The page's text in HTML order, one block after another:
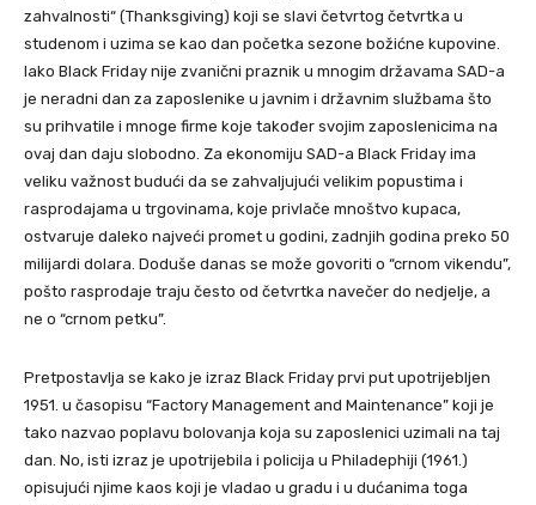
zahvalnosti“ (Thanksgiving) koji se slavi četvrtog četvrtka u
studenom i uzima se kao dan početka sezone božićne kupovine.
Iako Black Friday nije zvanični praznik u mnogim državama SAD-a
je neradni dan za zaposlenike u javnim i državnim službama što
su prihvatile i mnoge firme koje također svojim zaposlenicima na
ovaj dan daju slobodno. Za ekonomiju SAD-a Black Friday ima
veliku važnost budući da se zahvaljujući velikim popustima i
rasprodajama u trgovinama, koje privlače mnoštvo kupaca,
ostvaruje daleko najveći promet u godini, zadnjih godina preko 50
milijardi dolara. Doduše danas se može govoriti o “crnom vikendu”,
pošto rasprodaje traju često od četvrtka navečer do nedjelje, a
ne o “crnom petku”.
Pretpostavlja se kako je izraz Black Friday prvi put upotrijebljen
1951. u časopisu “Factory Management and Maintenance” koji je
tako nazvao poplavu bolovanja koja su zaposlenici uzimali na taj
dan. No, isti izraz je upotrijebila i policija u Philadephiji (1961.)
opisujući njime kaos koji je vladao u gradu i u dućanima toga